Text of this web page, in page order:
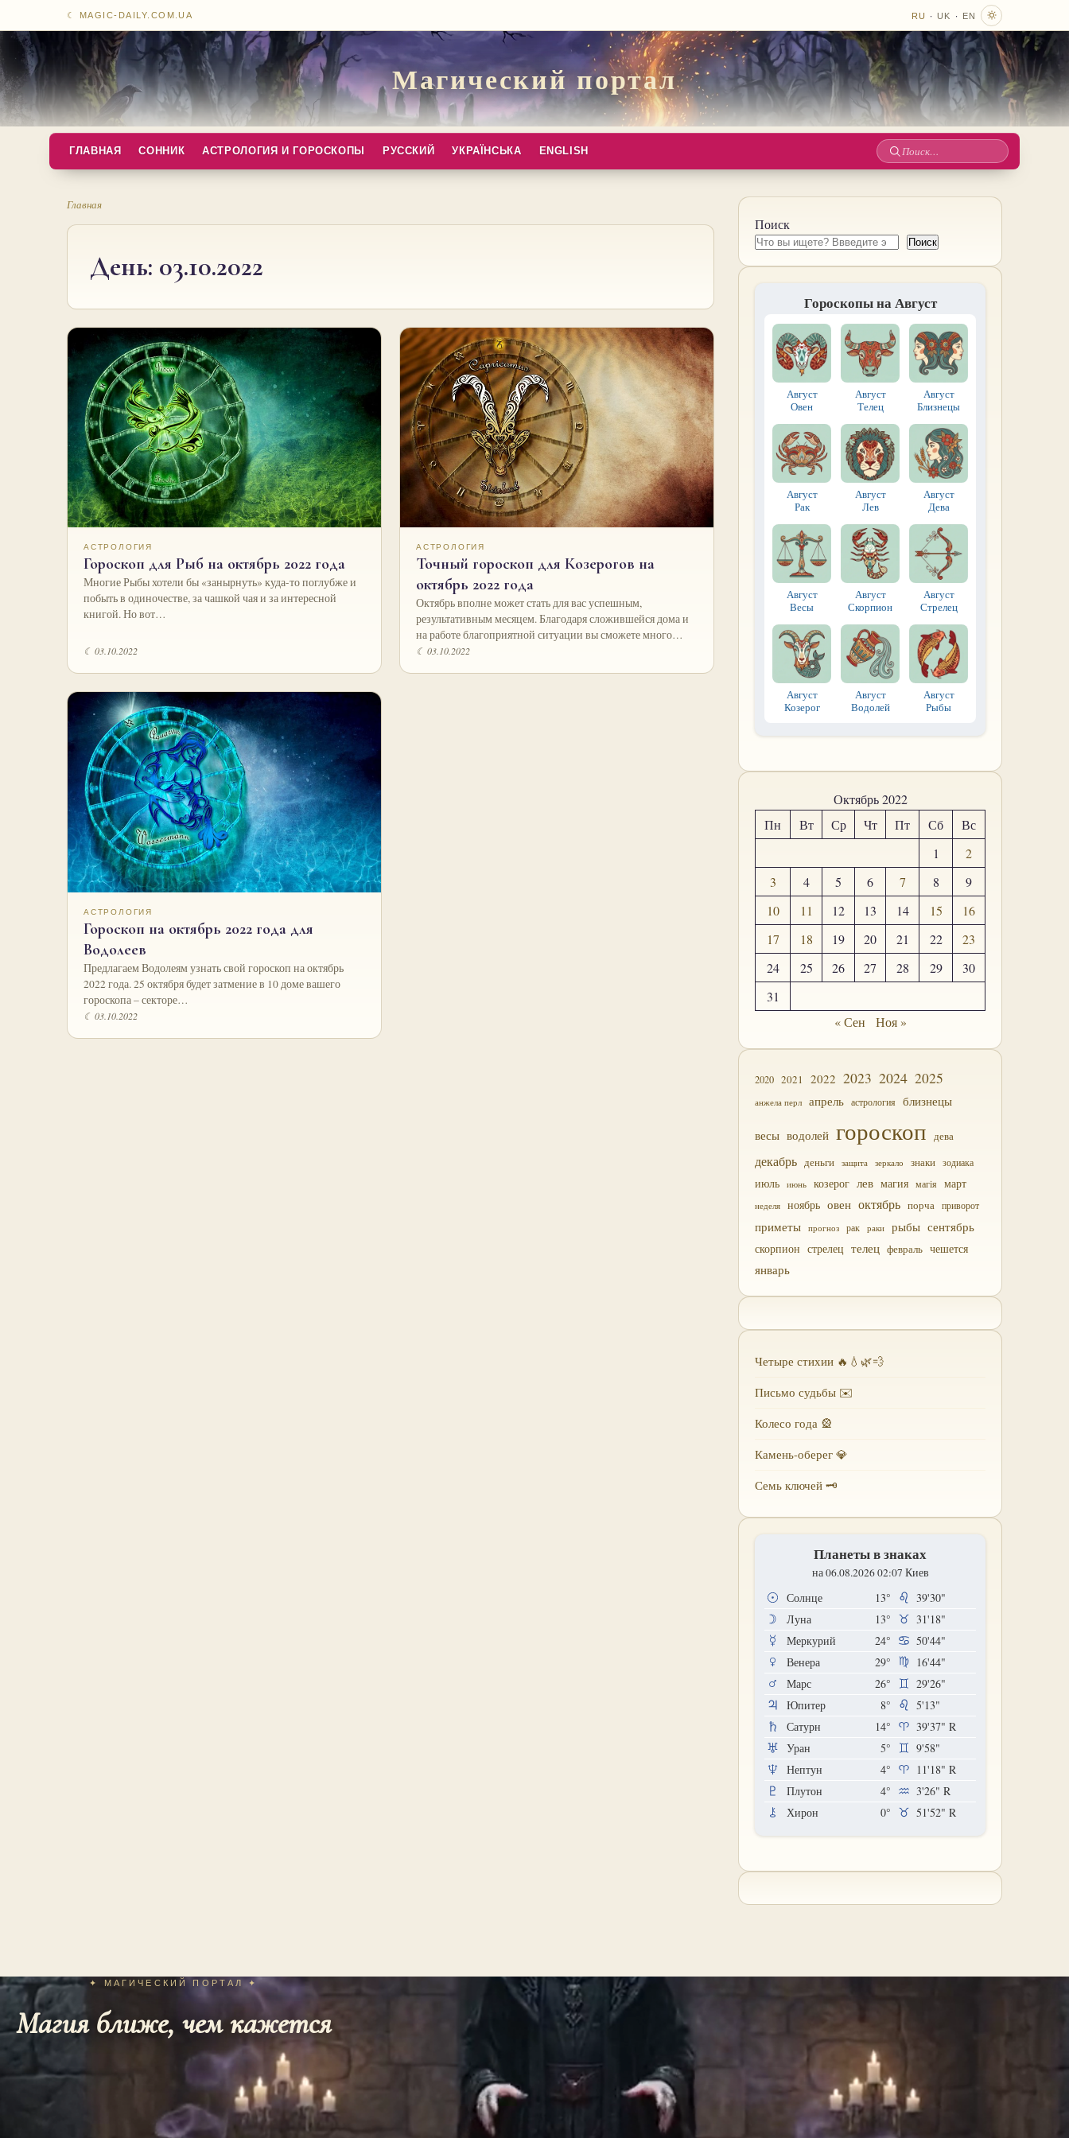
☾ MAGIC-DAILY.COM.UA RU · UK · EN
Магический портал
ГЛАВНАЯ СОННИК АСТРОЛОГИЯ И ГОРОСКОПЫ РУССКИЙ УКРАЇНСЬКА ENGLISH
Поиск
Главная
День: 03.10.2022
АСТРОЛОГИЯ
Гороскоп для Рыб на октябрь 2022 года
Многие Рыбы хотели бы «занырнуть» куда-то поглубже и
побыть в одиночестве, за чашкой чая и за интересной
книгой. Но вот…
☾ 03.10.2022
АСТРОЛОГИЯ
Точный гороскоп для Козерогов на
октябрь 2022 года
Октябрь вполне может стать для вас успешным,
результативным месяцем. Благодаря сложившейся дома и
на работе благоприятной ситуации вы сможете много…
☾ 03.10.2022
АСТРОЛОГИЯ
Гороскоп на октябрь 2022 года для
Водолеев
Предлагаем Водолеям узнать свой гороскоп на октябрь
2022 года. 25 октября будет затмение в 10 доме вашего
гороскопа – секторе…
☾ 03.10.2022
Поиск
Поиск
Гороскопы на Август
Август
Овен
Август
Телец
Август
Близнецы
Август
Рак
Август
Лев
Август
Дева
Август
Весы
Август
Скорпион
Август
Стрелец
Август
Козерог
Август
Водолей
Август
Рыбы
Октябрь 2022
Пн
Вт Ср Чт Пт Сб
Вс
1
2
3
4 5 6 7 8
9
10
11 12 13 14 15
16
17
18 19 20 21 22
23
24
25 26 27 28 29
30
31
« Сен
Ноя »
2020 2021 2022 2023 2024 2025
анжела перл апрель астрология близнецы
весы водолей гороскоп дева
декабрь деньги защита зеркало знаки зодиака
июль июнь козерог лев магия магія март
неделя ноябрь овен октябрь порча приворот
приметы прогноз рак раки рыбы сентябрь
скорпион стрелец телец февраль чешется
январь
Четыре стихии 🔥💧🌿💨
Письмо судьбы ✉️
Колесо года 🎡
Камень-оберег 💎
Семь ключей 🗝
Планеты в знаках
на 06.08.2026 02:07 Киев
Солнце 13°
39'30"
Луна
13°
31'18"
Меркурий
24°
50'44"
Венера
29°
16'44"
Марс
26°
29'26"
Юпитер
8°
5'13"
Сатурн
14° 39'37" R
Уран
5°
9'58"
Нептун
4° 11'18" R
Плутон
4° 3'26" R
Хирон
0° 51'52" R
✦ МАГИЧЕСКИЙ ПОРТАЛ ✦
Магия ближе, чем кажется